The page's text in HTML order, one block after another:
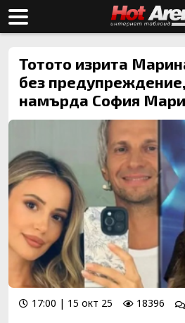
Тотото изрита
без
намърда София
17:00 | 15 окт 25 18396